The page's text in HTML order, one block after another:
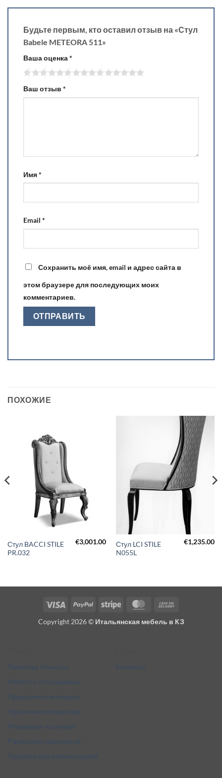
Будьте первым, кто оставил отзыв на «Стул
Babele METEORA 511»
Ваша оценка*
Ваш отзыв *
Имя*
Email *
Сохранить моё имя, email и адрес сайта в
этом браузере для последующих моих
комментариев.
ПОХОЖИЕ
Стул BACCI STILE
PR.032
€3,001.00
Стул LCI STILE
N055L
€1,235.00
Visa PayPal Stripe MasterCard
Delivery
Copyright 2026 © Итальянская мебель в КЗ
Политика точности
Работа с источниками
Предложить материал
Удаление материалов
Рекламная политика
Раскрытие партнёрств
Правила для комментариев
Контакты